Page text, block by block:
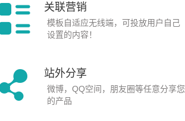
关联营销
模板自适应无线端，可投放用户自己
设置的内容！
站外分享
微博，QQ空间，朋友圈等任意分享您
的产品